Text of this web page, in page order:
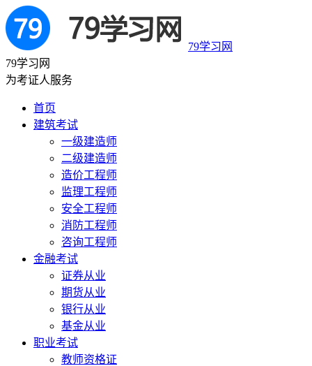
79学习网
79学习网
为考证人服务
首页
建筑考试
一级建造师
二级建造师
造价工程师
监理工程师
安全工程师
消防工程师
咨询工程师
金融考试
证券从业
期货从业
银行从业
基金从业
职业考试
教师资格证